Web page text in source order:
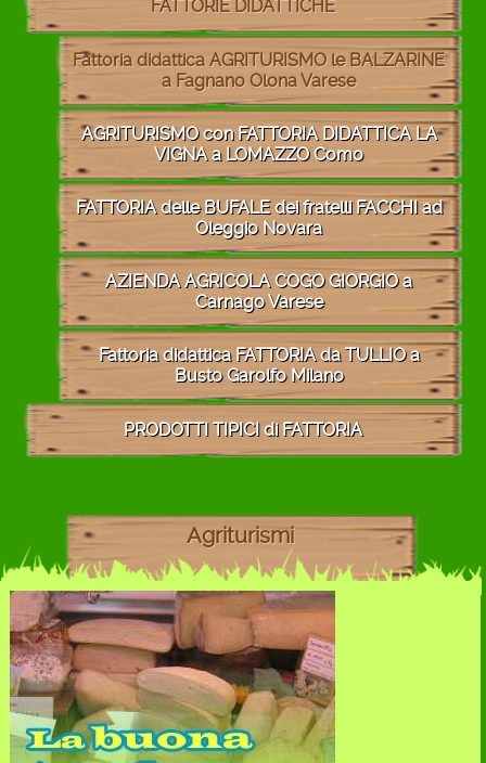
FATTORIE DIDATTICHE
Fattoria didattica AGRITURISMO le BALZARINE
a Fagnano Olona Varese
AGRITURISMO con FATTORIA DIDATTICA LA
VIGNA a LOMAZZO Como
FATTORIA delle BUFALE dei fratelli FACCHI ad
Oleggio Novara
AZIENDA AGRICOLA COGO GIORGIO a
Carnago Varese
Fattoria didattica FATTORIA da TULLIO a
Busto Garolfo Milano
PRODOTTI TIPICI di FATTORIA
Agriturismi